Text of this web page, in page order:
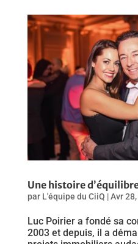
Une histoire
par L'équipe du CiiQ |Avr
Luc Poirier a fondé sa
2003 et depuis, il a